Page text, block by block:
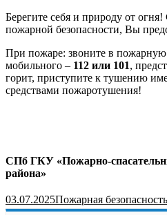
Берегите себя и природу от
пожарной безопасности, Вы
При пожаре: звоните в
мобильного – 112 или 101,
горит, приступите к тушению
средствами пожаротушения!
СПб ГКУ «Пожарно-
района»
03.07.2025Пожарная безопасность